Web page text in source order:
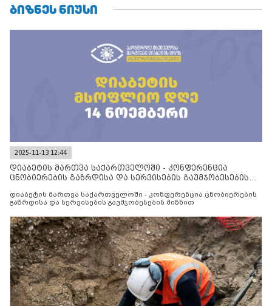
ᲑᲘᲖᲜᲔᲡ ᲜᲘᲣᲡᲘ
2025-11-13 12:44
დიაბეტის მართვა საქართველოში - კონფერენცია
ცნობიერების გაზრდისა და სერვისების გაუმჯობესების
დიაბეტის მართვა საქართველოში - კონფერენცია ცნობიერების
გაზრდისა და სერვისების გაუმჯობესების მიზნით